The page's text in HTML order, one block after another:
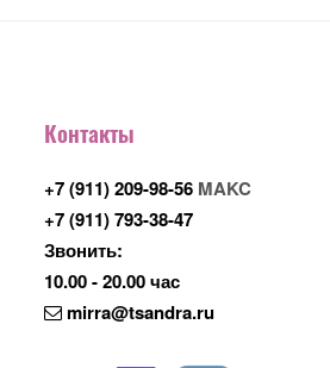
Контакты
+7 (911) 209-98-56 MAKC
+7 (911) 793-38-47
Звонить:
10.00 - 20.00 час
mirra@tsandra.ru